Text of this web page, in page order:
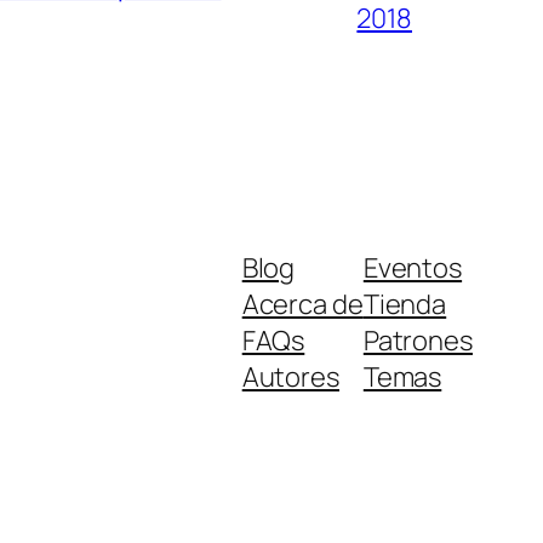
2018
Blog
Acerca de
FAQs
Autores
Eventos
Tienda
Patrones
Temas